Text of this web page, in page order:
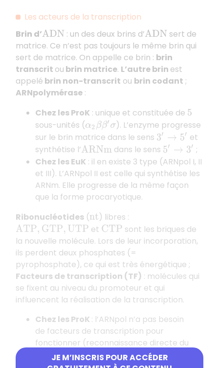
JE M’INSCRIS POUR ACCÉDER
Les acteurs de la transcription
Brin d’ADN : un des deux brins d’ADN
sert de
matrice. Ce n’est pas toujours le même brin qui
sert de matrice. On appelle ce brin : brin
transcrit ou brin matrice. L’autre brin est
appelé brin non-transcrit ou brin codant ;
ARNpolymérase :
Chez les ProK : unique et constituée de 5
sous-unités (α2ββ′σ
). L’enzyme progresse
sur le brin matrice dans le sens 3′→5′
et
synthétise l’ARNm dans le sens 5′→3′
;
Chez les EuK : il en existe 3 type (ARNpol I, II
et III). L’ARNpol II est celle qui synthétise les
ARNm. Elle progresse de la même façon
que la forme procaryotique.
Ribonucléotides (nt) libres :
ATP,GTP,UTP et CTP
sont les briques de
la nouvelle molécule. Lors de leur incorporation,
ils perdent deux phosphates (=
pyrophosphate), ce qui est très énergétique ;
Facteurs de transcription (TF) : molécules qui
se fixent au niveau du promoteur et qui
influencent la réalisation de la transcription.
Chez les ProK : l’ARNpol n’a pas besoin
de facteurs de transcription pour
fonctionner (reconnaissance directe du
promoteur). Mais leur présence peut